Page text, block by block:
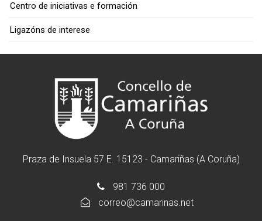
Centro de iniciativas e formación
Ligazóns de interese
Praza de Insuela 57 E. 15123 - Camariñas (A Coruña)
981 736 000
correo@camarinas.net